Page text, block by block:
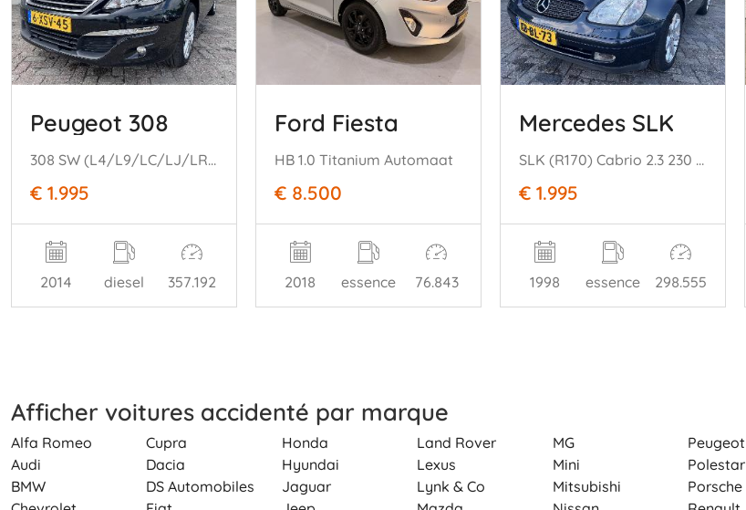
Peugeot 308
308 SW (L4/L9/LC/LJ/LR) Combi 5-drs 1.6 BlueHDi 120 (DV6FC(BHZ)) [88kW= ] (03-2014/12-2021)
€ 1.995
2014 diesel 357.192
Ford Fiesta
HB 1.0 Titanium Automaat
€ 8.500
2018 essence 76.843
Mercedes SLK
SLK (R170) Cabrio 2.3 230 K 16V (M111.973) [142kW] (09-1996/03-2000)
€ 1.995
1998 essence 298.555
Afficher voitures accidenté par marque
Alfa Romeo
Audi
BMW
Cupra
Dacia
DS Automobiles
Honda
Hyundai
Jaguar
Land Rover
Lexus
Lynk & Co
MG
Mini
Mitsubishi
Peugeot
Polestar
Porsche